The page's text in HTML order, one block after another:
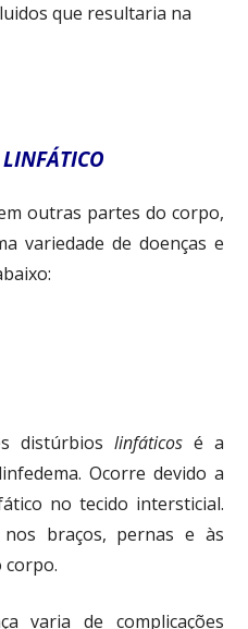
que resultaria na
outras partes do corpo,
variedade de doenças e
distúrbios linfáticosé a
Ocorre devido a
no tecido intersticial.
braços, pernas e às
corpo.
varia de complicações